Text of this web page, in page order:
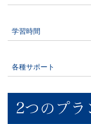
発
展
学習時間
各種サポート
2つのプラ